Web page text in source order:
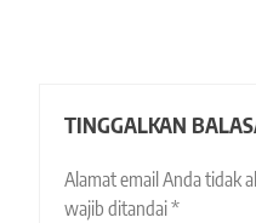
TINGGALKAN
Alamat email Anda tidak
wajib ditandai*